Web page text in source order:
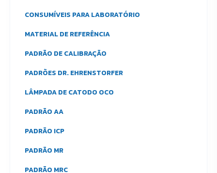
CONSUMÍVEIS PARA LABORATÓRIO
MATERIAL DE REFERÊNCIA
PADRÃO DE CALIBRAÇÃO
PADRÕES DR. EHRENSTORFER
LÂMPADA DE CATODO OCO
PADRÃO AA
PADRÃO ICP
PADRÃO MR
PADRÃO MRC